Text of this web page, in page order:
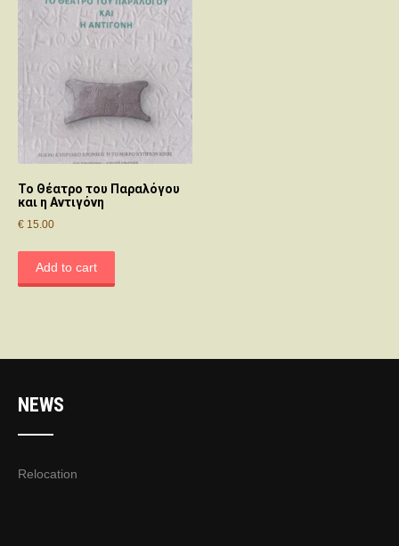
Το Θέατρο του Παραλόγου
και η Αντιγόνη
€ 15.00
Add to cart
NEWS
Relocation